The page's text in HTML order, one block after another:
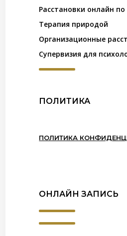
Расстановки онлайн по
Терапия природой
Организационные
Супервизия для
ПОЛИТИКА
ПОЛИТИКА
ОНЛАЙН ЗАПИСЬ